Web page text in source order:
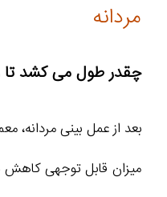
مردانه
چقدر طول می‌ کشد تا
میزان قابل توجهی کاهش